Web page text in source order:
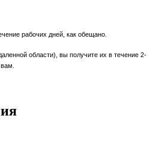
рабочих дней, как обещано.
области), вы получите их в течение 2-